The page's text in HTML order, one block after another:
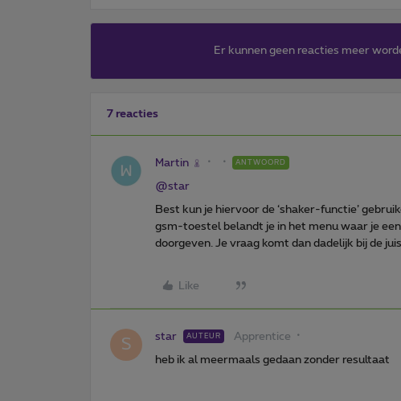
Er kunnen geen reacties meer
7 reacties
Martin ANTWOORD
@star
Best kun je hiervoor de ‘shaker-functie’
gsm-toestel belandt je in het menu waar je
doorgeven. Je vraag komt dan dadelijk bij de
Like
S star AUTEUR Apprentice
heb ik al meermaals gedaan zonder resultaat